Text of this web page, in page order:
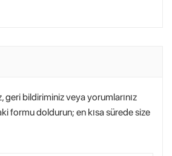
geri bildiriminiz veya yorumlarınız
formu doldurun; en kısa sürede size